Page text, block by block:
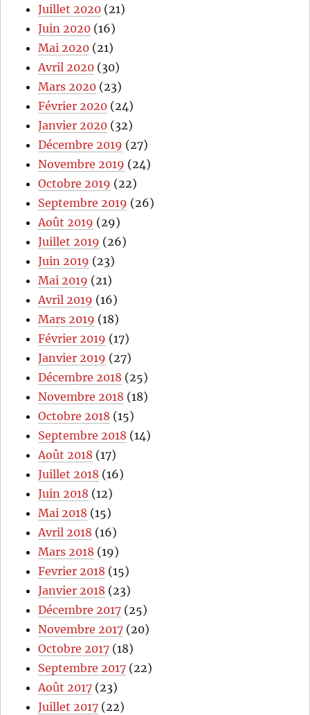
Juillet 2020 (21)
Juin 2020 (16)
Mai 2020 (21)
Avril 2020 (30)
Mars 2020 (23)
Février 2020 (24)
Janvier 2020 (32)
Décembre 2019 (27)
Novembre 2019 (24)
Octobre 2019 (22)
Septembre 2019 (26)
Août 2019 (29)
Juillet 2019 (26)
Juin 2019 (23)
Mai 2019 (21)
Avril 2019 (16)
Mars 2019 (18)
Février 2019 (17)
Janvier 2019 (27)
Décembre 2018 (25)
Novembre 2018 (18)
Octobre 2018 (15)
Septembre 2018 (14)
Août 2018 (17)
Juillet 2018 (16)
Juin 2018 (12)
Mai 2018 (15)
Avril 2018 (16)
Mars 2018 (19)
Fevrier 2018 (15)
Janvier 2018 (23)
Décembre 2017 (25)
Novembre 2017 (20)
Octobre 2017 (18)
Septembre 2017 (22)
Août 2017 (23)
Juillet 2017 (22)